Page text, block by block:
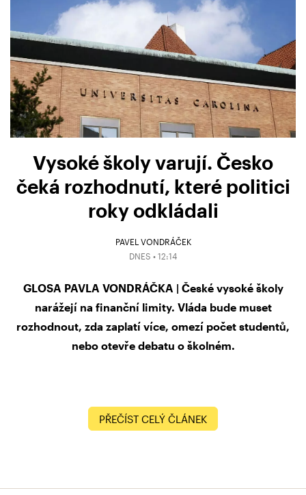
Vysoké školy varují. Česko
čeká rozhodnutí, které politici
roky odkládali
PAVEL VONDRÁČEK
DNES • 12:14
GLOSA PAVLA VONDRÁČKA | České vysoké školy
narážejí na finanční limity. Vláda bude muset
rozhodnout, zda zaplatí více, omezí počet studentů,
nebo otevře debatu o školném.
PŘEČÍST CELÝ ČLÁNEK